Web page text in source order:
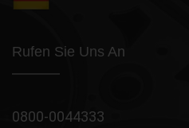
Rufen Sie Uns An
0800-0044333